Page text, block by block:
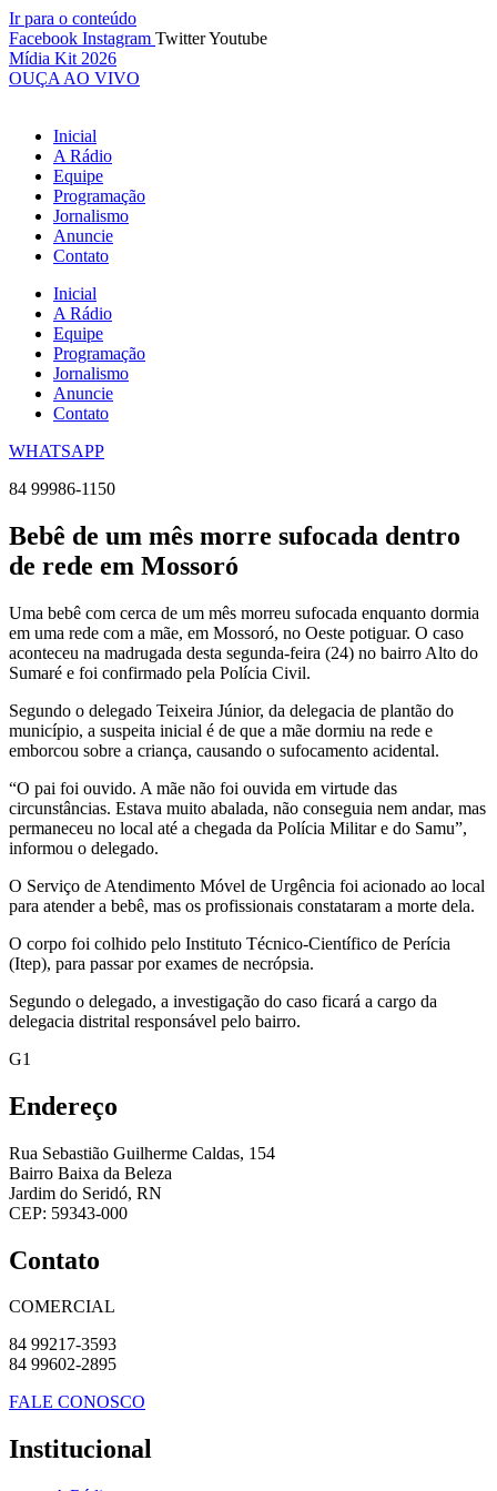
Ir para o conteúdo
Facebook Instagram TwitterYoutube
Mídia Kit 2026
OUÇA AO VIVO
Inicial
A Rádio
Equipe
Programação
Jornalismo
Anuncie
Contato
Inicial
A Rádio
Equipe
Programação
Jornalismo
Anuncie
Contato
WHATSAPP
84 99986-1150
Bebê de um mês morre sufocada dentro
de rede em Mossoró
Uma bebê com cerca de um mês morreu sufocada enquanto dormia
em uma rede com a mãe, em Mossoró, no Oeste potiguar. O caso
aconteceu na madrugada desta segunda-feira (24) no bairro Alto do
Sumaré e foi confirmado pela Polícia Civil.
Segundo o delegado Teixeira Júnior, da delegacia de plantão do
município, a suspeita inicial é de que a mãe dormiu na rede e
emborcou sobre a criança, causando o sufocamento acidental.
“O pai foi ouvido. A mãe não foi ouvida em virtude das
circunstâncias. Estava muito abalada, não conseguia nem andar, mas
permaneceu no local até a chegada da Polícia Militar e do Samu”,
informou o delegado.
O Serviço de Atendimento Móvel de Urgência foi acionado ao local
para atender a bebê, mas os profissionais constataram a morte dela.
O corpo foi colhido pelo Instituto Técnico-Científico de Perícia
(Itep), para passar por exames de necrópsia.
Segundo o delegado, a investigação do caso ficará a cargo da
delegacia distrital responsável pelo bairro.
G1
Endereço
Rua Sebastião Guilherme Caldas, 154
Bairro Baixa da Beleza
Jardim do Seridó, RN
CEP: 59343-000
Contato
COMERCIAL
84 99217-3593
84 99602-2895
FALE CONOSCO
Institucional